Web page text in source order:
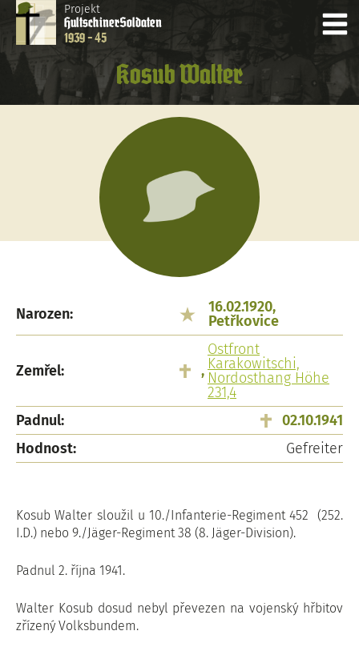
Projekt
HultschinerSoldaten
1939 - 45
Kosub Walter
Narozen:
16.02.1920,
Petřkovice
Zemřel: ,
Ostfront
Karakowitschi,
Nordosthang Höhe
231,4
Padnul:
02.10.1941
Hodnost:
Gefreiter
Kosub Walter sloužil u 10./Infanterie-Regiment 452 (252.
I.D.) nebo 9./Jäger-Regiment 38 (8. Jäger-Division).
Padnul 2. října 1941.
Walter Kosub dosud nebyl převezen na vojenský hřbitov
zřízený Volksbundem.